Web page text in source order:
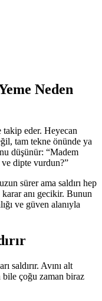
Neden
eder. Heyecan
tam tekne önünde ya
düşünür: “Madem
dipte vurdun?”
sürer ama saldırı hep
anı gecikir. Bunun
ve güven alanıyla
saldırır. Avını alt
bile çoğu zaman biraz